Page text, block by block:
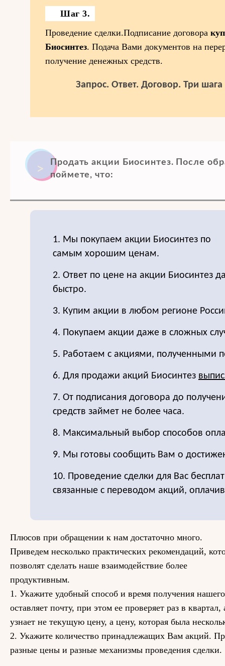
Шаг 3.
Проведение сделки.Подписание договора
Биосинтез. Подача Вами документов на
получение денежных средств.
Запрос. Ответ. Договор. Три
Продать акции Биосинтез. После
поймете, что:
1. Мы покупаем акции Биосинтез по
самым хорошим ценам.
2. Ответ по цене на акции Биосинтез
быстро.
3. Купим акции в любом регионе
4. Покупаем акции даже в сложных
5. Работаем с акциями, полученными
6. Для продажи акций Биосинтез
7. От подписания договора до
средств займет не более часа.
8. Максимальный выбор способов
9. Мы готовы сообщить Вам о
10. Проведение сделки для Вас
связанные с переводом акций,
Плюсов при обращении к нам достаточно много.
Приведем несколько практических рекомендаций,
позволят сделать наше взаимодействие более
продуктивным.
1. Укажите удобный способ и время получения
оставляет почту, при этом ее проверяет раз в
узнает не текущую цену, а цену, которая была
2. Укажите количество принадлежащих Вам акций.
разные цены и разные механизмы проведения сделки.